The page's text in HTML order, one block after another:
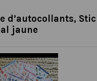
d’autocollants,
jaune